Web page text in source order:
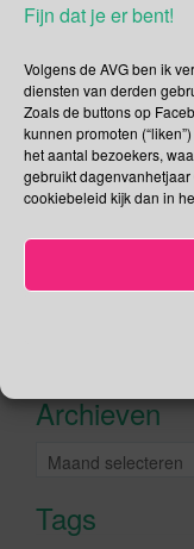
Fijn dat je er bent!
Volgens de AVG ben ik
diensten van derden
Zoals de buttons op
kunnen promoten
het aantal bezoekers,
gebruikt
cookiebeleid kijk dan in
Social
Je kunt me
Zoeken
Zoeken
Recente
Archieven
Archieven
Tags